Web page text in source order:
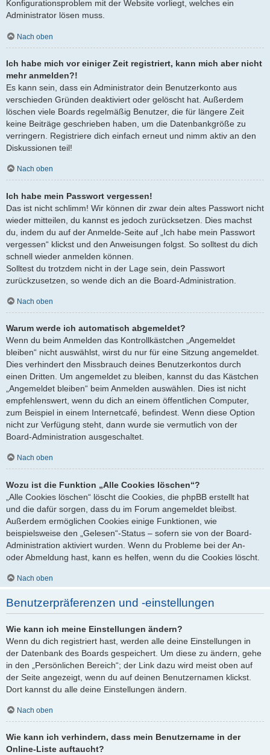
Konfigurationsproblem mit der Website vorliegt, welches ein
Administrator lösen muss.
Nach oben
Ich habe mich vor einiger Zeit registriert, kann mich aber nicht
mehr anmelden?!
Es kann sein, dass ein Administrator dein Benutzerkonto aus
verschieden Gründen deaktiviert oder gelöscht hat. Außerdem
löschen viele Boards regelmäßig Benutzer, die für längere Zeit
keine Beiträge geschrieben haben, um die Datenbankgröße zu
verringern. Registriere dich einfach erneut und nimm aktiv an den
Diskussionen teil!
Nach oben
Ich habe mein Passwort vergessen!
Das ist nicht schlimm! Wir können dir zwar dein altes Passwort nicht
wieder mitteilen, du kannst es jedoch zurücksetzen. Dies machst
du, indem du auf der Anmelde-Seite auf „Ich habe mein Passwort
vergessen“ klickst und den Anweisungen folgst. So solltest du dich
schnell wieder anmelden können.
Solltest du trotzdem nicht in der Lage sein, dein Passwort
zurückzusetzen, so wende dich an die Board-Administration.
Nach oben
Warum werde ich automatisch abgemeldet?
Wenn du beim Anmelden das Kontrollkästchen „Angemeldet
bleiben“ nicht auswählst, wirst du nur für eine Sitzung angemeldet.
Dies verhindert den Missbrauch deines Benutzerkontos durch
einen Dritten. Um angemeldet zu bleiben, kannst du das Kästchen
„Angemeldet bleiben“ beim Anmelden auswählen. Dies ist nicht
empfehlenswert, wenn du dich an einem öffentlichen Computer,
zum Beispiel in einem Internetcafé, befindest. Wenn diese Option
nicht zur Verfügung steht, dann wurde sie vermutlich von der
Board-Administration ausgeschaltet.
Nach oben
Wozu ist die Funktion „Alle Cookies löschen“?
„Alle Cookies löschen“ löscht die Cookies, die phpBB erstellt hat
und die dafür sorgen, dass du im Forum angemeldet bleibst.
Außerdem ermöglichen Cookies einige Funktionen, wie
beispielsweise den „Gelesen“-Status – sofern sie von der Board-
Administration aktiviert wurden. Wenn du Probleme bei der An-
oder Abmeldung hast, kann es helfen, wenn du die Cookies löscht.
Nach oben
Benutzerpräferenzen und -einstellungen
Wie kann ich meine Einstellungen ändern?
Wenn du dich registriert hast, werden alle deine Einstellungen in
der Datenbank des Boards gespeichert. Um diese zu ändern, gehe
in den „Persönlichen Bereich“; der Link dazu wird meist oben auf
der Seite angezeigt, wenn du auf deinen Benutzernamen klickst.
Dort kannst du alle deine Einstellungen ändern.
Nach oben
Wie kann ich verhindern, dass mein Benutzername in der
Online-Liste auftaucht?